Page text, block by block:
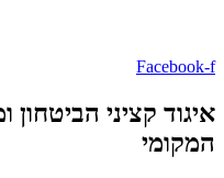
Facebook-f
איגוד קציני הביטחון
המקומי